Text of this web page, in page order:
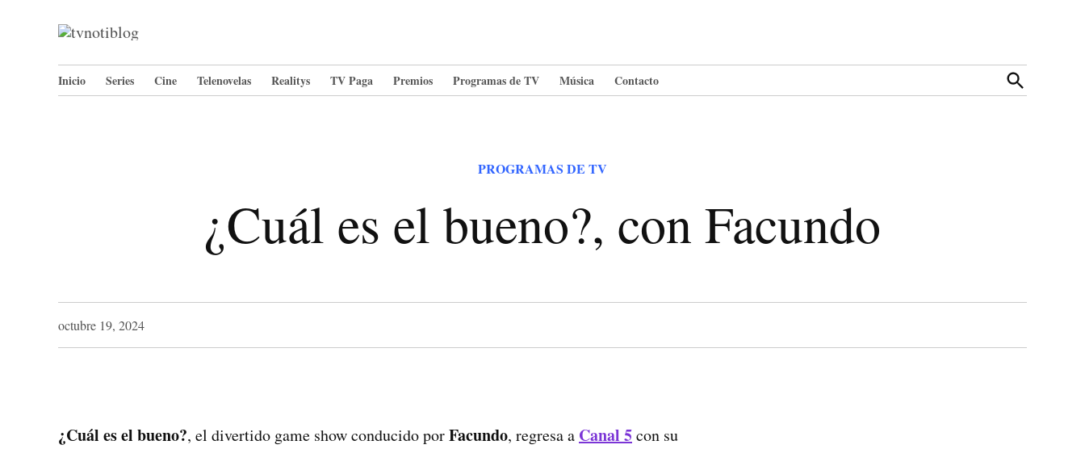
contenido
Cine
Inicio Series Cine Telenovelas Realitys TV Paga Premios Programas de TV Música Contacto
Open
Search
PUBLICADO
PROGRAMAS DE TV
¿Cuál es el bueno?, con Facundo
octubre 19, 2024
¿Cuál es el bueno?, el divertido game show conducido porFacundo, regresa a Canal 5con su